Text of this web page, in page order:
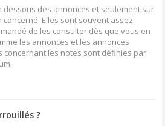
dessous des annonces et seulement sur
Elles sont souvent assez
de les consulter dès que vous en
les annonces et les annonces
concernant les notes sont définies par
?